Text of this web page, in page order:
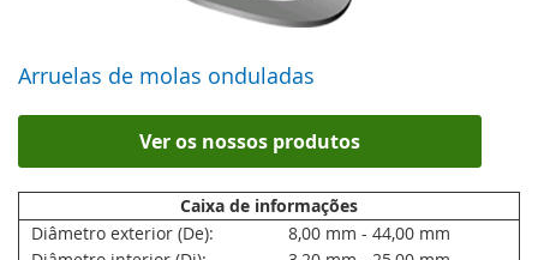
Arruelas de molas onduladas
Ver os nossos produtos
Caixa de informações
Diâmetro exterior (De):
8,00 mm - 44,00 mm